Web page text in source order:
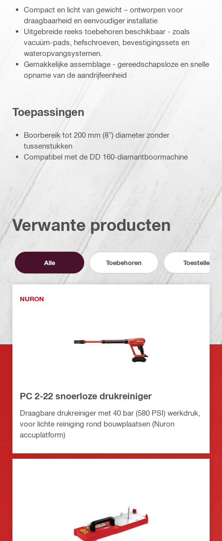
Compact en licht van gewicht – ontworpen voor
draagbaarheid en eenvoudiger installatie
Uitgebreide reeks toebehoren beschikbaar - zoals
vacuüm-pads, hefschroeven, bevestigingssets en
wateropvangsystemen.
Gemakkelijke assemblage - gereedschapsloze en snelle
opname van de aandrijfeenheid
Toepassingen
Boorbereik tot 200 mm (8”) diameter zonder
tussenstukken
Compatibel met de DD 160-diamantboormachine
Verwante producten
Alle Toebehoren Toestellen
NURON
PC 2-22 snoerloze drukreiniger
Draagbare drukreiniger met 40 bar (580 PSI) werkdruk,
voor lichte reiniging rond bouwplaatsen (Nuron
accuplatform)